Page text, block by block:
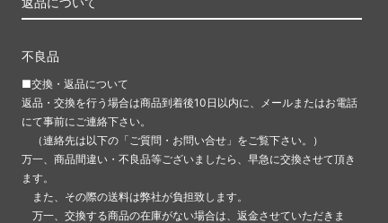
不良品
■交換・返品について
返品・交換を行う場合は商品到着後10日以内に、メールまたはお電話
にて事前にご連絡下さい。
（連絡先は以下の「ご質問・お問い合せ」をご覧下さい。）
万一、商品間違い・不良品等ございましたら、早急に交換させて頂き
ます。
また、その際の送料は弊社が負担致します。
万一、交換する商品の在庫がない場合は、返金させていただきま